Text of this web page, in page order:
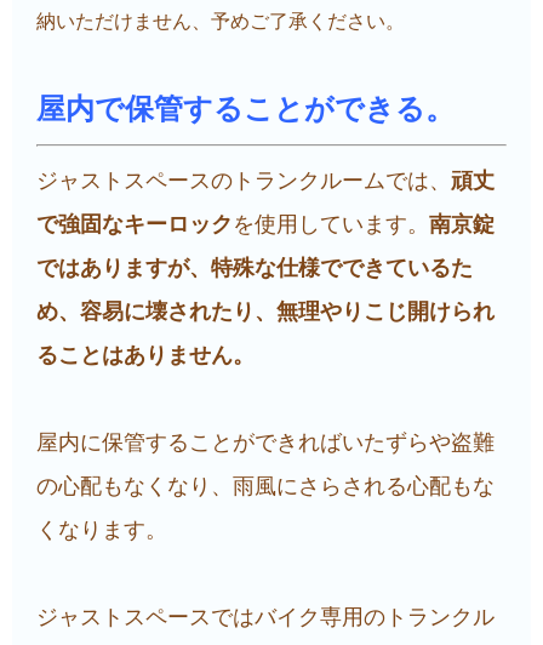
納いただけません、予めご了承ください。
屋内で保管することができる。
ジャストスペースのトランクルームでは、 頑丈
で強固なキーロック を使用しています。 南京錠
ではありますが、特殊な仕様でできているた
め、容易に壊されたり、無理やりこじ開けられ
ることはありません。
屋内に保管することができればいたずらや盗難
の心配もなくなり、雨風にさらされる心配もな
くなります。
ジャストスペースではバイク専用のトランクル